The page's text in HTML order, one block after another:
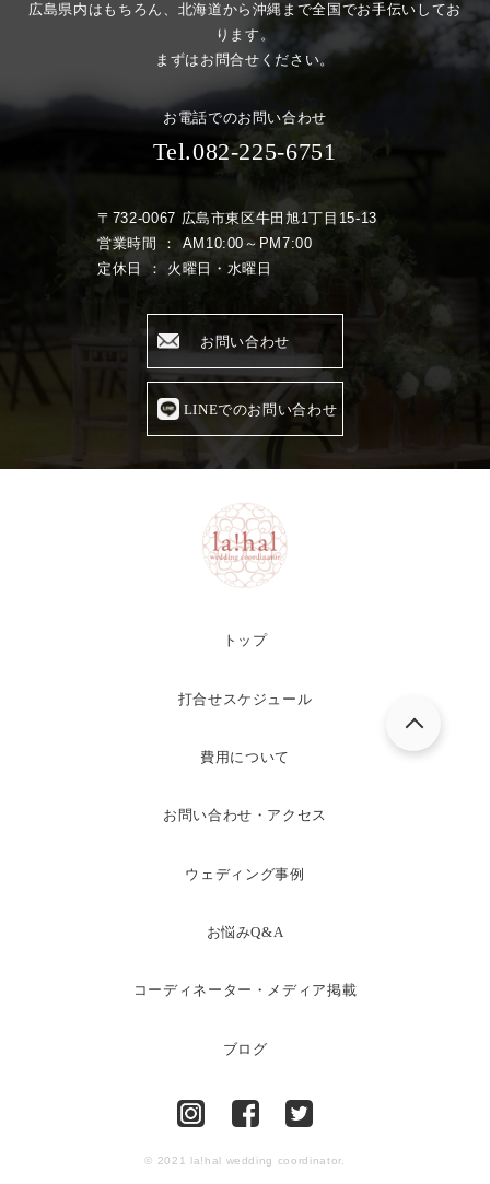
広島県内はもちろん、北海道から沖縄まで全国でお手伝いしてお
ります。
まずはお問合せください。
お電話でのお問い合わせ
Tel.082-225-6751
〒732-0067 広島市東区牛田旭1丁目15-13
営業時間 ： AM10:00～PM7:00
定休日 ： 火曜日・水曜日
お問い合わせ
LINEでのお問い合わせ
トップ
打合せスケジュール
費用について
お問い合わせ・アクセス
ウェディング事例
お悩みQ&A
コーディネーター・メディア掲載
ブログ
© 2021 la!hal wedding coordinator.